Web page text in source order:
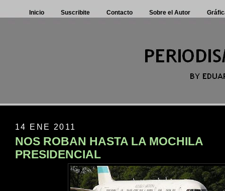
Inicio Suscribite Contacto Sobre el Autor
14 ENE 2011
NOS ROBAN HASTA LA MOCHILA
PRESIDENCIAL